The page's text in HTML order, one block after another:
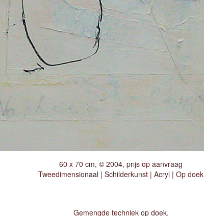
60 x 70 cm, © 2004, prijs op aanvraag
Tweedimensionaal | Schilderkunst | Acryl | Op doek
Gemengde techniek op doek.